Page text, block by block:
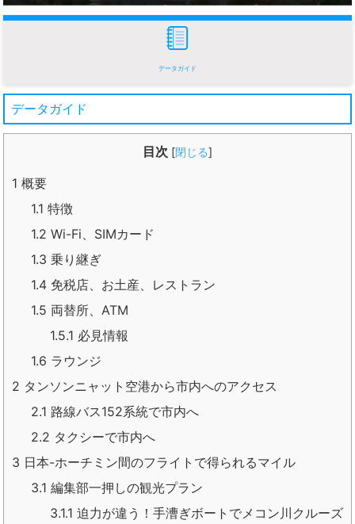
データガイド
データガイド
目次 [閉じる]
1 概要
1.1 特徴
1.2 Wi-Fi、SIMカード
1.3 乗り継ぎ
1.4 免税店、お土産、レストラン
1.5 両替所、ATM
1.5.1 必見情報
1.6 ラウンジ
2 タンソンニャット空港から市内へのアクセス
2.1 路線バス152系統で市内へ
2.2 タクシーで市内へ
3 日本-ホーチミン間のフライトで得られるマイル
3.1 編集部一押しの観光プラン
3.1.1 迫力が違う！手漕ぎボートでメコン川クルーズ